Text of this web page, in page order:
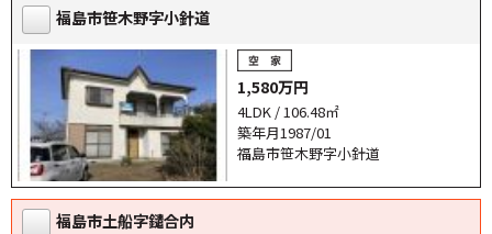
福島市笹木野字小針道
1,580万円
4LDK / 106.48㎡
築年月1987/01
福島市笹木野字小針道
福島市土船字鑓合内